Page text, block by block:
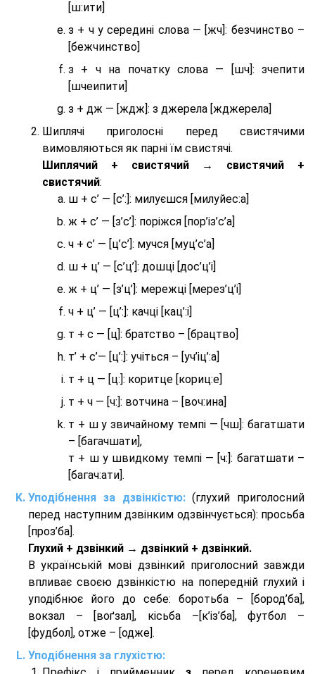
[ш:ити]
з + ч у середині слова — [жч]: безчинство –
[бежчинство]
з + ч на початку слова — [шч]: зчепити
[шчеипити]
з + дж — [ждж]: з джерела [жджерела]
Шиплячі приголосні перед свистячими
вимовляються як парні їм свистячі.
Шиплячий + свистячий → свистячий +
свистячий:
ш + с’ — [с’:]: милуєшся [милуйес:а]
ж + с’ — [з’с’]: поріжся [пор’із’с’а]
ч + с’ — [ц’с’]: мучся [муц’с’а]
ш + ц’ — [с’ц’]: дошці [дос’ц’і]
ж + ц’ — [з’ц’]: мережці [мерез’ц’і]
ч + ц’ — [ц’:]: качці [кац’:і]
т + с — [ц]: братство – [брaцтво]
т’ + с’— [ц’:]: учіться – [уч’іц’:a]
т + ц — [ц:]: коритце [кориц:е]
т + ч — [ч:]: вотчина – [вoч:ина]
т + ш у звичайному темпі — [чш]: багатшати
– [багачшати],
т + ш у швидкому темпі — [ч:]: багатшати –
[багач:ати].
Уподібнення за дзвінкістю:(глухий приголосний
перед наступним дзвінким одзвінчується): просьба
[проз’ба].
Глухий + дзвінкий → дзвінкий + дзвінкий.
В українській мові дзвінкий приголосний завжди
впливає своєю дзвінкістю на попередній глухий і
уподібнює його до себе: боротьба – [бород’ба],
вокзал – [воґзал], кісьба –[к’із’ба], футбол –
[фудбол], отже – [одже].
Уподібнення за глухістю: